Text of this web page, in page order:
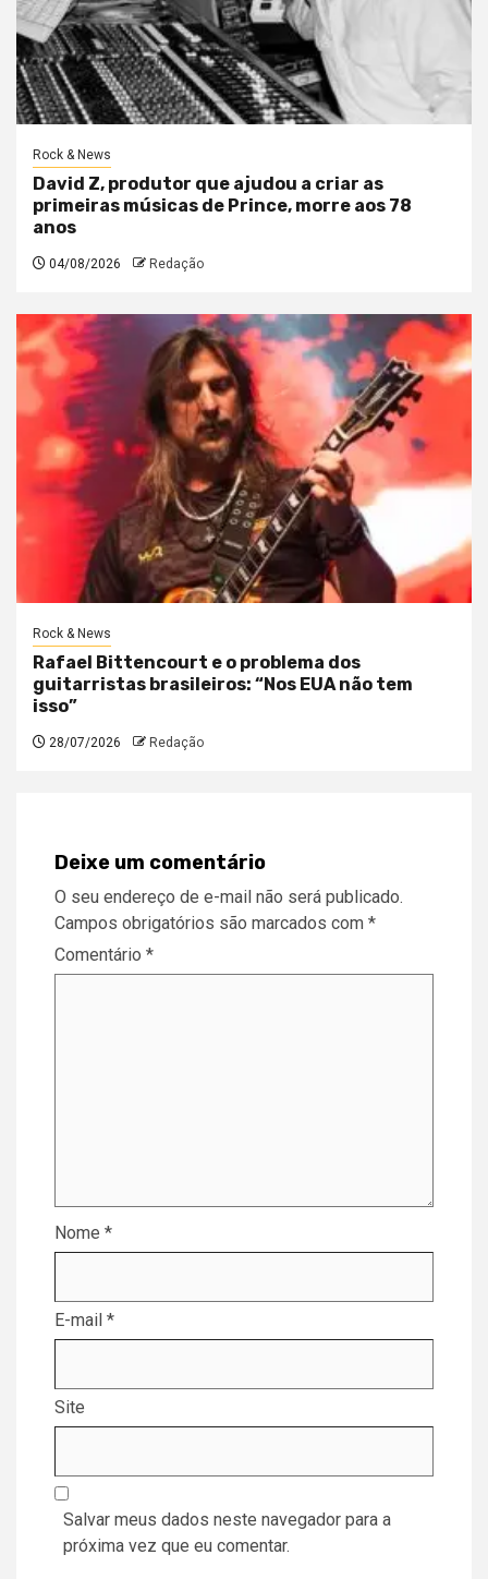
Rock & News
David Z, produtor que ajudou a criar as
primeiras músicas de Prince, morre aos 78
anos
04/08/2026 Redação
Rock & News
Rafael Bittencourt e o problema dos
guitarristas brasileiros: “Nos EUA não tem
isso”
28/07/2026 Redação
Deixe um comentário
O seu endereço de e-mail não será publicado.
Campos obrigatórios são marcados com *
Comentário *
Nome *
E-mail *
Site
Salvar meus dados neste navegador para a
próxima vez que eu comentar.